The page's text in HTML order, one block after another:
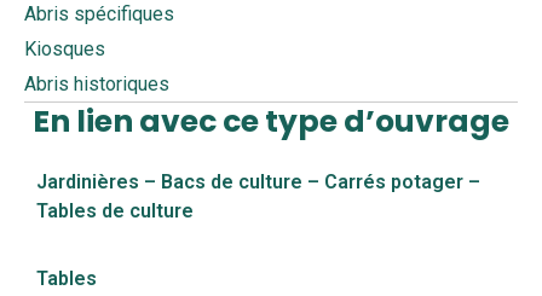
Abris spécifiques
Kiosques
Abris historiques
En lien avec ce type d’ouvrage
Jardinières – Bacs de culture – Carrés potager –
Tables de culture
Tables